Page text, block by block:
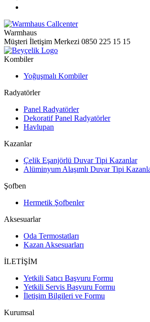
Warmhaus
Müşteri İletişim Merkezi 0850 225 15 15
Kombiler
Yoğuşmalı Kombiler
Radyatörler
Panel Radyatörler
Dekoratif Panel Radyatörler
Havlupan
Kazanlar
Çelik Eşanjörlü Duvar Tipi Kazanlar
Alüminyum Alaşımlı Duvar Tipi
Şofben
Hermetik Şofbenler
Aksesuarlar
Oda Termostatları
Kazan Aksesuarları
İLETİŞİM
Yetkili Satıcı Başvuru Formu
Yetkili Servis Başvuru Formu
İletişim Bilgileri ve Formu
Kurumsal